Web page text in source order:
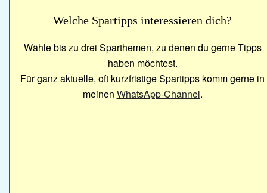
Welche Spartipps interessieren dich?
Wähle bis zu drei Sparthemen, zu denen du gerne Tipps
haben möchtest.
Für ganz aktuelle, oft kurzfristige Spartipps komm gerne in
meinen WhatsApp-Channel.